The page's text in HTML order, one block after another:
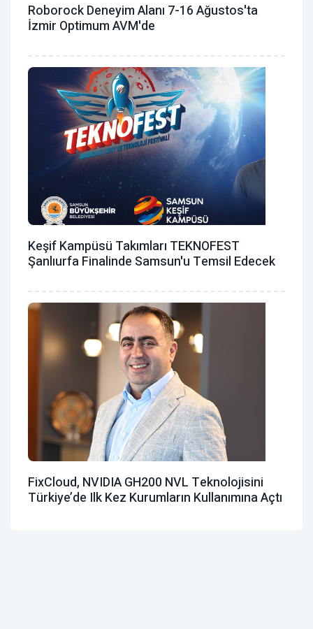
Roborock Deneyim Alanı 7-16 Ağustos'ta
İzmir Optimum AVM'de
Keşif Kampüsü Takımları TEKNOFEST
Şanlıurfa Finalinde Samsun'u Temsil Edecek
FixCloud, NVIDIA GH200 NVL Teknolojisini
Türkiye’de Ilk Kez Kurumların Kullanımına Açtı